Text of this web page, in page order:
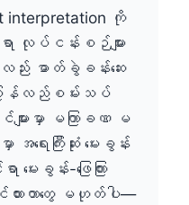
interpretation ကို
လုပ်ငန်းစဉ်များ
လည်း ဓာတ်ခွဲခန်းဆေး
ြန်လည်စမ်းသပ်
ျားမှာ မကြာခဏ မ
ရေးကြီးဆုံး မေးခွန်း
းခွန်း-ဖြေကြား
ထားတာတွေ မဟုတ်ပါ—